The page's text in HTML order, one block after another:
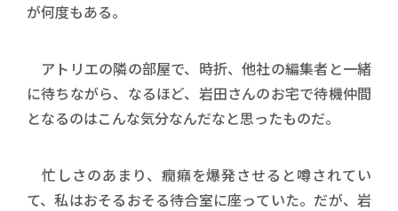
が何度もある。
アトリエの隣の部屋で、時折、他社の編集者と一緒
に待ちながら、なるほど、岩田さんのお宅で待機仲間
となるのはこんな気分なんだなと思ったものだ。
忙しさのあまり、癇癪を爆発させると噂されてい
て、私はおそるおそる待合室に座っていた。だが、岩